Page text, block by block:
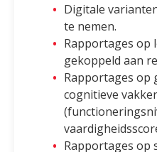
Digitale
te nemen.
Rapportages op
gekoppeld aan
Rapportages op
cognitieve
Rapportages op